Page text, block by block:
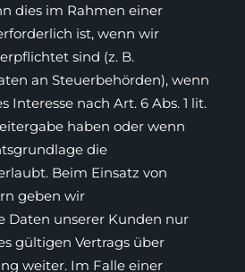
dies im Rahmen einer
ist, wenn wir
sind (z. B.
an Steuerbehörden), wenn
Interesse nach Art. 6 Abs. 1 lit.
haben oder wenn
die
Beim Einsatz von
geben wir
Daten unserer Kunden nur
gültigen Vertrags über
weiter. Im Falle einer